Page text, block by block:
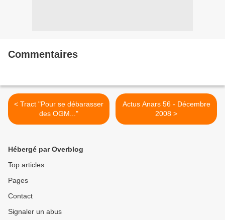
Commentaires
< Tract "Pour se débarasser
des OGM..."
Actus Anars 56 - Décembre
2008 >
Hébergé par Overblog
Top articles
Pages
Contact
Signaler un abus